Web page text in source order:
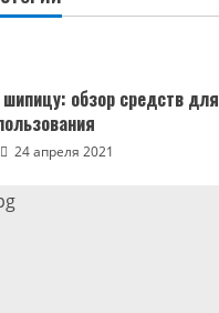
шипицу: обзор средств для
24 апреля 2021